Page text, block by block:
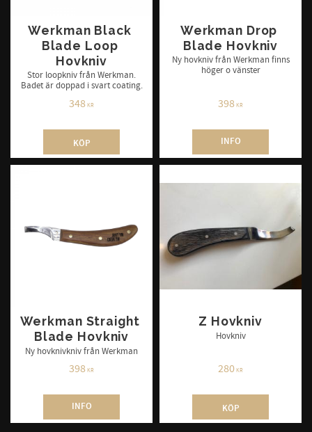
Werkman Black
Blade Loop
Hovkniv
Stor loopkniv från Werkman.
Badet är doppad i svart coating.
348KR
KÖP
Werkman Drop
Blade Hovkniv
Ny hovkniv från Werkman finns
höger o vänster
398KR
INFO
Werkman Straight
Blade Hovkniv
Ny hovknivkniv från Werkman
398KR
INFO
Z Hovkniv
Hovkniv
280KR
KÖP